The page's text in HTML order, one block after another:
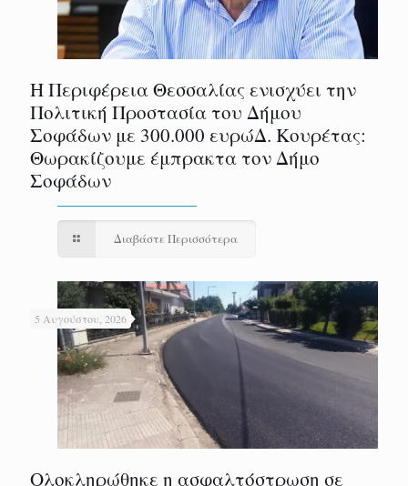
Η Περιφέρεια Θεσσαλίας ενισχύει την
Πολιτική Προστασία του Δήμου
Σοφάδων με 300.000 ευρώΔ. Κουρέτας:
Θωρακίζουμε έμπρακτα τον Δήμο
Σοφάδων
Διαβάστε Περισσότερα
5 Αυγούστου, 2026
Ολοκληρώθηκε η ασφαλτόστρωση σε